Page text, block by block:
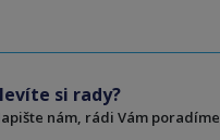
si rady?
nám, rádi Vám poradíme